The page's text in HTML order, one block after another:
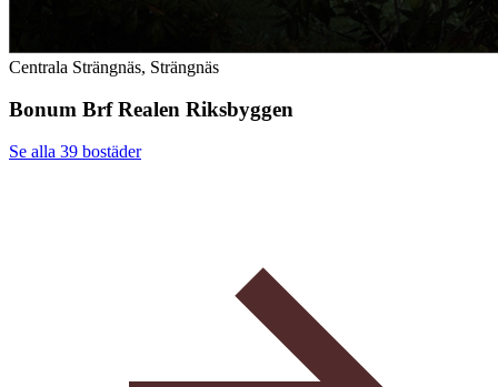
Centrala Strängnäs, Strängnäs
Bonum Brf Realen Riksbyggen
Se alla 39 bostäder